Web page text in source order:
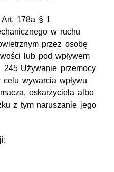
178a § 1
w ruchu
przez osobę
lub pod wpływem
245 Używanie przemocy
wywarcia wpływu
oskarżyciela albo
z tym naruszanie jego